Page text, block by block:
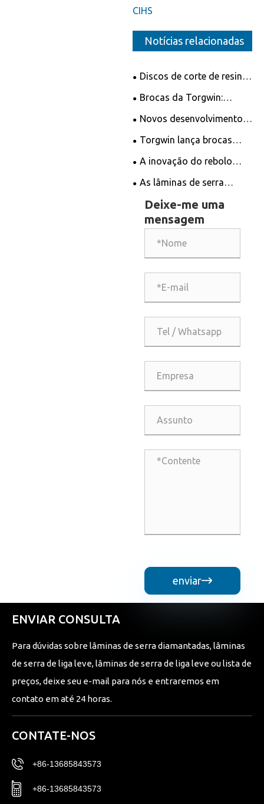
CIHS
Notícias relacionadas
Discos de corte de resina
de Ningbo Torgwin:
Revolucionando a indústria
de corte
Brocas da Torgwin:
recursos, aplicações e
Novos desenvolvimentos
em lâminas de serra
circular
Torgwin lança brocas
diamantadas de última
geração para soluções de
perfuração incomparáveis
A inovação do rebolo
diamantado revoluciona o
As lâminas de serra
diamantadas podem ser
afiadas?
Deixe-me uma
mensagem
enviar
ENVIAR CONSULTA
Para dúvidas sobre lâminas de serra diamantadas, lâminas
de serra de liga leve, lâminas de serra de liga leve ou lista de
preços, deixe seu e-mail para nós e entraremos em
contato em até 24 horas.
CONTATE-NOS
+86-13685843573
+86-13685843573